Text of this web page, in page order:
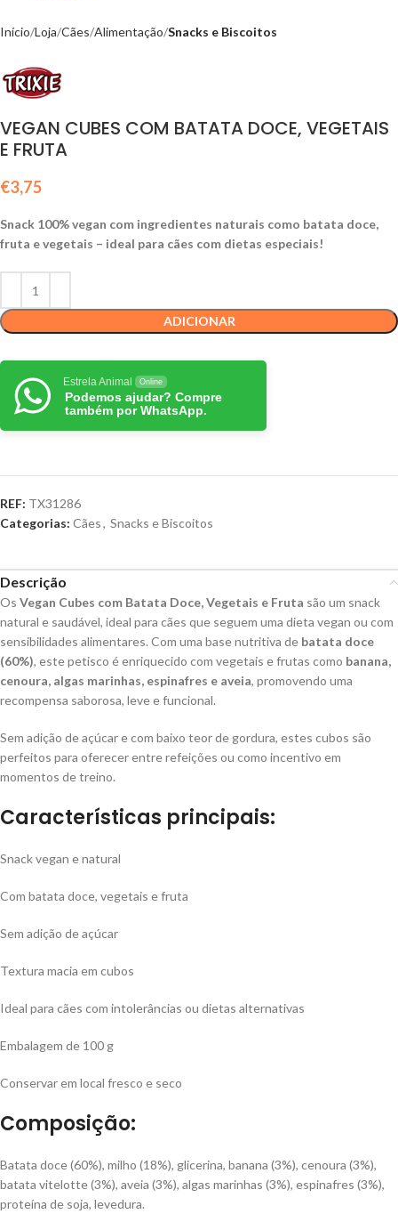
Início Loja Cães Alimentação Snacks e Biscoitos
VEGAN CUBES COM BATATA DOCE, VEGETAIS
E FRUTA
€3,75
Snack 100% vegan com ingredientes naturais como batata doce,
fruta e vegetais – ideal para cães com dietas especiais!
ADICIONAR
Estrela Animal Online
Podemos ajudar? Compre
também por WhatsApp.
REF: TX31286
Categorias: Cães, Snacks e Biscoitos
Descrição
Os Vegan Cubes com Batata Doce, Vegetais e Fruta são um snack
natural e saudável, ideal para cães que seguem uma dieta vegan ou com
sensibilidades alimentares. Com uma base nutritiva de batata doce
(60%), este petisco é enriquecido com vegetais e frutas como banana,
cenoura, algas marinhas, espinafres e aveia, promovendo uma
recompensa saborosa, leve e funcional.
Sem adição de açúcar e com baixo teor de gordura, estes cubos são
perfeitos para oferecer entre refeições ou como incentivo em
momentos de treino.
Características principais:
Snack vegan e natural
Com batata doce, vegetais e fruta
Sem adição de açúcar
Textura macia em cubos
Ideal para cães com intolerâncias ou dietas alternativas
Embalagem de 100 g
Conservar em local fresco e seco
Composição:
Batata doce (60%), milho (18%), glicerina, banana (3%), cenoura (3%),
batata vitelotte (3%), aveia (3%), algas marinhas (3%), espinafres (3%),
proteína de soja, levedura.